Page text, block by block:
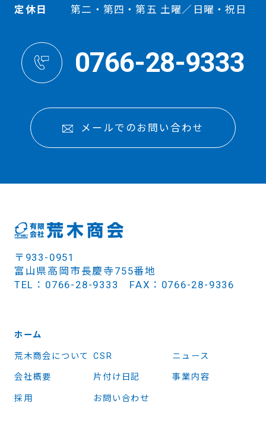
定休日
第二・第四・第五 土曜／日曜・祝日
0766-28-9333
メールでのお問い合わせ
〒933-0951
富山県高岡市長慶寺755番地
TEL：0766-28-9333 FAX：0766-28-9336
ホーム
荒木商会について CSR ニュース
会社概要 片付け日記 事業内容
採用 お問い合わせ